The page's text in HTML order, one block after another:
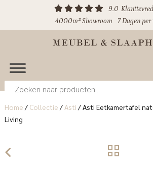
9.0
4000m² Showroom
7 Dagen
Producten
zoeken
Home / Collectie / Asti /Asti Eetkamertafel
Living